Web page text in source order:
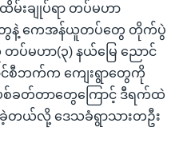
မ်းချုပ်ရာ တပ်မဟာ
ေနဲ့ ကေအန်ယူတပ်တွေ တိုက်ပွဲ
ပ်မဟာ(၃) နယ်မြေ ညောင်
င်စီဘက်က ကျေးရွာတွေကို
ခတ်တာတွေကြောင့် ဒီရက်ထဲ
ခဲ့တယ်လို့ ဒေသခံရွာသားတဦး